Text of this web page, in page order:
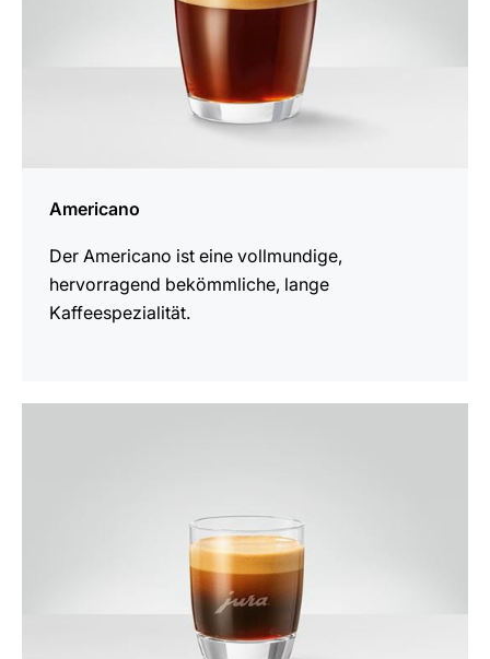
Americano
Der Americano ist eine vollmundige,
hervorragend bekömmliche, lange
Kaffeespezialität.